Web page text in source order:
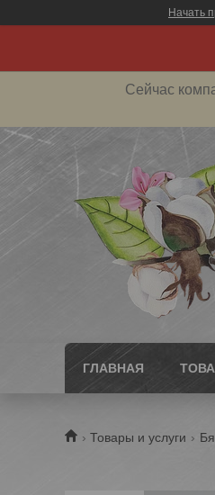
Начать
Сейчас
ГЛАВНАЯ
Товары и услуги